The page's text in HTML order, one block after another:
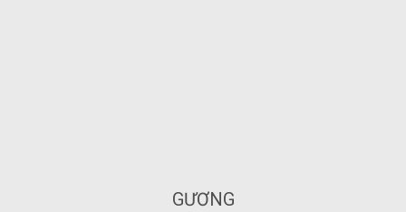
GƯƠNG